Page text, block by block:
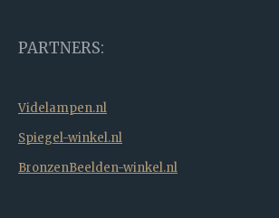
PARTNERS:
Videlampen.nl
Spiegel-winkel.nl
BronzenBeelden-winkel.nl